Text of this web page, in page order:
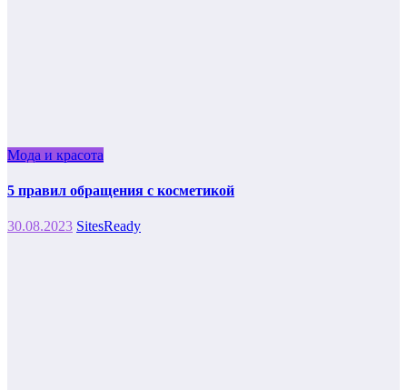
Мода и красота
5 правил обращения с косметикой
30.08.2023 SitesReady